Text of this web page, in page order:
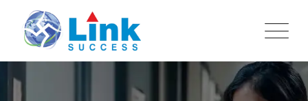
content